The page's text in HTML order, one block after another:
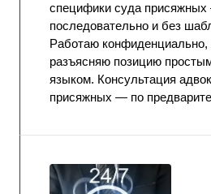
специфики суда присяжных
последовательно и без
Работаю конфиденциально,
разъясняю позицию
языком. Консультация
присяжных — по